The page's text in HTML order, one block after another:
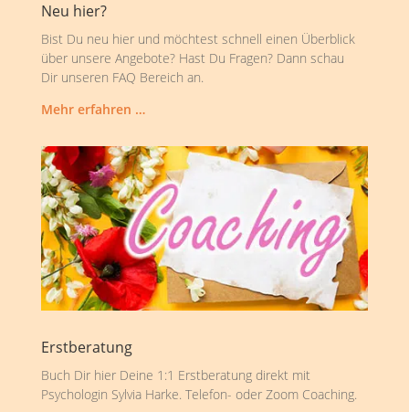
Neu hier?
Bist Du neu hier und möchtest schnell einen Überblick
über unsere Angebote? Hast Du Fragen? Dann schau
Dir unseren FAQ Bereich an.
Mehr erfahren …
Erstberatung
Buch Dir hier Deine 1:1 Erstberatung direkt mit
Psychologin Sylvia Harke. Telefon- oder Zoom Coaching.